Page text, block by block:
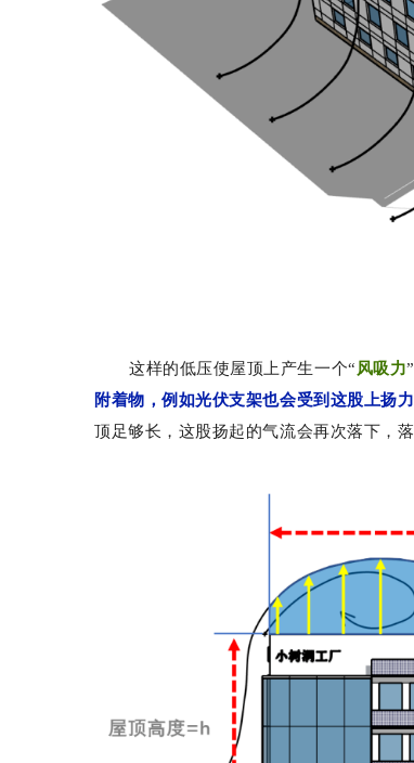
这样的低压使屋顶上产生一个“ 风吸力
附着物，例如光伏支架也会受到这股上扬
顶足够长，这股扬起的气流会再次落下，